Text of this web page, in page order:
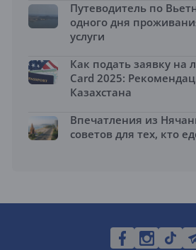
Путеводитель по
одного дня
услуги
Как подать заявку на
Card 2025:
Казахстана
Впечатления из
советов для тех, кто